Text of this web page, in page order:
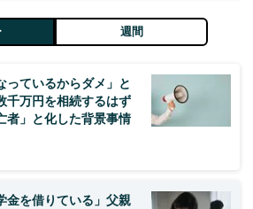
週間
っているからダメ」と
千万円を相続するはず
者」と化した背景事情
金を借りている」父親